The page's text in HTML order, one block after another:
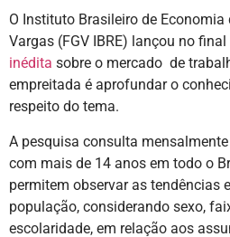
O Instituto Brasileiro de
Vargas (FGV IBRE) lançou no
inédita sobre o mercado de
empreitada é aprofundar o
respeito do tema.
A pesquisa consulta
com mais de 14 anos em todo o
permitem observar as tendências
população, considerando sexo,
escolaridade, em relação aos